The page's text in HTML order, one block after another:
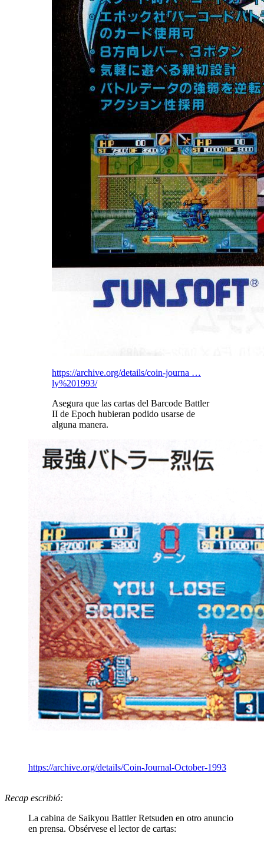
https://archive.org/details/coin-journa …
ly%201993/
Asegura que las cartas del Barcode Battler
II de Epoch hubieran podido usarse de
alguna manera.
https://archive.org/details/Coin-Journal-October-1993
Recap escribió:
La cabina de Saikyou Battler Retsuden en otro anuncio
en prensa. Obsérvese el lector de cartas: